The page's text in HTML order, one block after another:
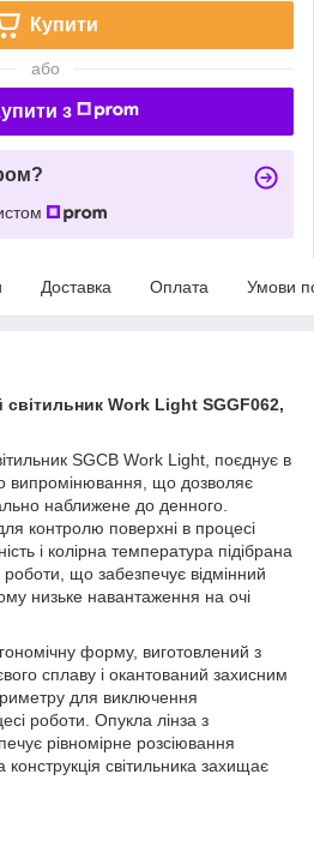
Купити
або
з
Доставка Оплата Умови
Work Light SGGF062,
SGCB Work Light, поєднує в
випромінювання, що дозволяє
наближене до денного.
контролю поверхні в процесі
і колірна температура підібрана
що забезпечує відмінний
низьке навантаження на очі
форму, виготовлений з
сплаву і окантований захисним
для виключення
роботи. Опукла лінза з
рівномірне розсіювання
конструкція світильника захищає